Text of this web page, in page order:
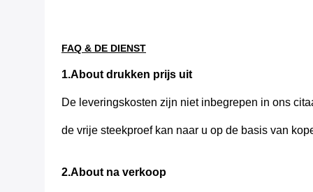
FAQ & DE DIENST
1.About drukken prijs uit
De leveringskosten zijn niet inbegrepen in ons
de vrije steekproef kan naar u op de basis van
2.About na verkoop